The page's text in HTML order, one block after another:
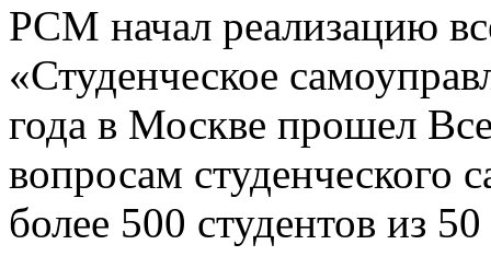
РСМ начал реализацию
«Студенческое
года в Москве прошел
вопросам студенческого
более 500 студентов из